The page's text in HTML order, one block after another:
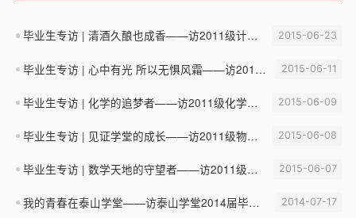
毕业生专访 | 清酒久酿也成香——访2011级计算机取向张智鹏 2015-06-23
毕业生专访 | 心中有光 所以无惧风霜——访2011级生物取向李钰茜 2015-06-11
毕业生专访 | 化学的追梦者——访2011级化学取向张璇 2015-06-09
毕业生专访 | 见证学堂的成长——访2011级物理取向袁睿 2015-06-08
毕业生专访 | 数学天地的守望者——访2011级数学取向张燕斌 2015-06-07
我的青春在泰山学堂——访泰山学堂2014届毕业生、“泰山学堂院长奖学金”获得者郗广宇、李力 2014-07-17